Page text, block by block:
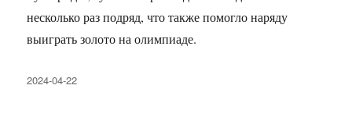
несколько раз подряд, что также помогло наряду
выиграть золото на олимпиаде.
Опубликовано
2024-04-22